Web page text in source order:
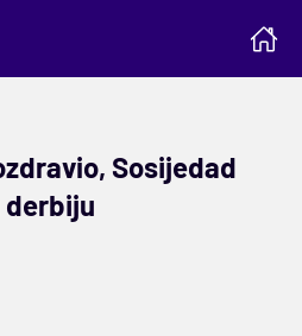
Sosijedad
derbiju